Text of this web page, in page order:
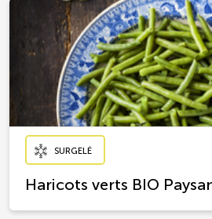
SURGELÉ
Haricots verts BIO